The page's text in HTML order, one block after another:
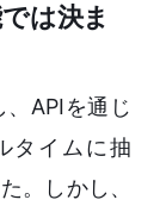
は決ま
APIを通じ
タイムに抽
。しかし、